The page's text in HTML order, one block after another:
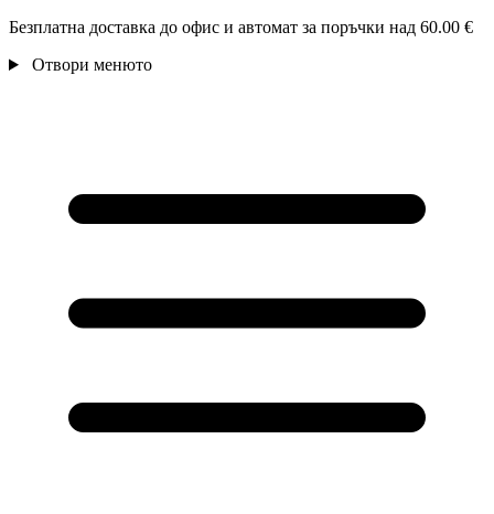
Безплатна доставка до офис и автомат за поръчки над 60.00 €
Отвори менюто